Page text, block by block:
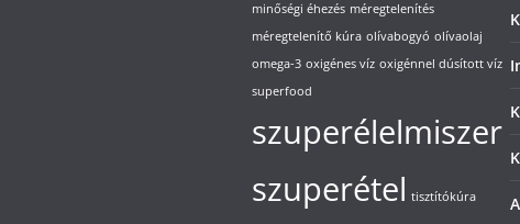
minőségi éhezés méregtelenítés
méregtelenítő kúra olívabogyó olívaolaj
omega-3 oxigénes víz oxigénnel dúsított víz
superfood
szuperélelmiszer
szuperétel tisztítókúra